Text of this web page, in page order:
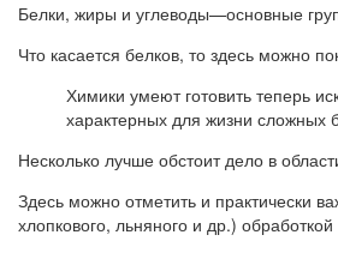
Белки, жиры и углеводы—основные
Что касается белков, то здесь можно
Химики умеют готовить теперь
характерных для жизни сложных
Несколько лучше обстоит дело в
Здесь можно отметить и практически
хлопкового, льняного и др.)